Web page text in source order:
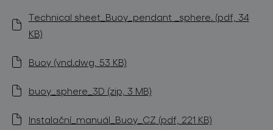
Technical sheet_Buoy_pendant _sphere. (pdf, 34
KB)
Buoy (vnd.dwg, 53 KB)
buoy_sphere_3D (zip, 3 MB)
Instalační_manuál_Buoy_CZ (pdf, 221 KB)